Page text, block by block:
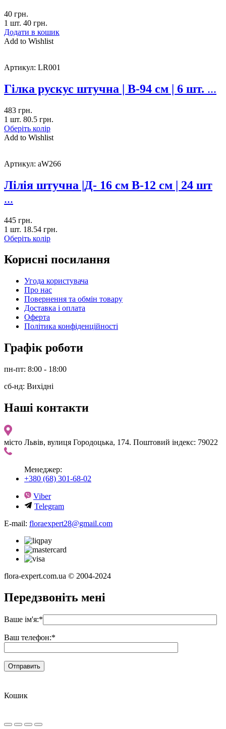
40 грн.
1 шт. 40 грн.
Додати в кошик
Add to Wishlist
Артикул: LR001
Гілка рускус штучна | В-94 см | 6 шт. ...
483 грн.
1 шт. 80.5 грн.
Оберіть колір
Add to Wishlist
Артикул: aW266
Лілія штучна |Д- 16 см В-12 см | 24 шт
...
445 грн.
1 шт. 18.54 грн.
Оберіть колір
Корисні посилання
Угода користувача
Про нас
Повернення та обмін товару
Доставка і оплата
Оферта
Політика конфіденційності
Графік роботи
пн-пт: 8:00 - 18:00
сб-нд: Вихідні
Наші контакти
місто Львів, вулиця Городоцька, 174. Поштовий індекс: 79022
Менеджер:
+380 (68) 301-68-02
Viber
Telegram
E-mail: floraexpert28@gmail.com
flora-expert.com.ua © 2004-2024
Передзвоніть мені
Ваше ім'я:*
Ваш телефон:*
Кошик